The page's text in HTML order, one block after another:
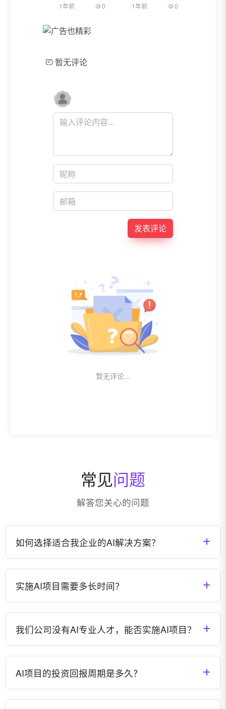
1年前 0 1年前 0
暂无评论
发表评论
暂无评论...
常见问题
解答您关心的问题
如何选择适合我企业的AI解决方案？
通过预约咨询，与我们的专家团队深入交流，共同确定
最佳方案。
实施AI项目需要多长时间？
月，中型项目3-6个月，大型复杂项目可能需要6-12个
月。我们会在项目启动前提供详细的时间规划。
我们公司没有AI专业人才，能否实施AI项目？
的团队会负责技术实施，同时培训您的团队掌握必要的
操作和维护技能。
AI项目的投资回报周期是多久？